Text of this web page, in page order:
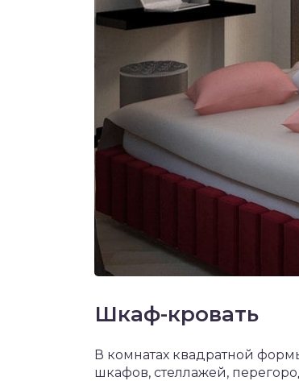
Шкаф-кровать
В комнатах квадратной
шкафов, стеллажей,